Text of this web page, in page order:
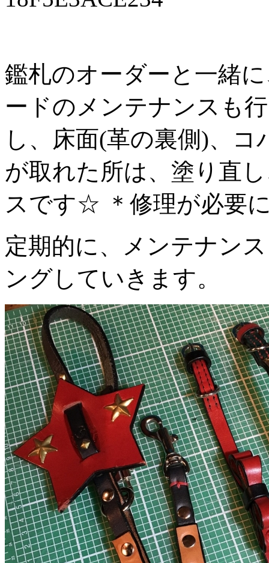
鑑札のオーダーと一緒
ードのメンテナンスも
し、床面(革の裏側)、
が取れた所は、塗り直
スです☆ ＊修理が必要
定期的に、メンテナン
ングしていきます。